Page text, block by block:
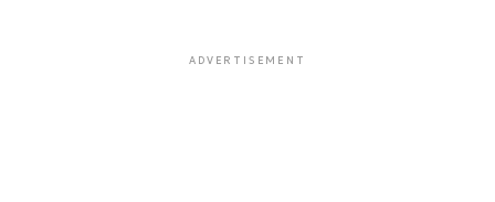
ADVERTISEMENT